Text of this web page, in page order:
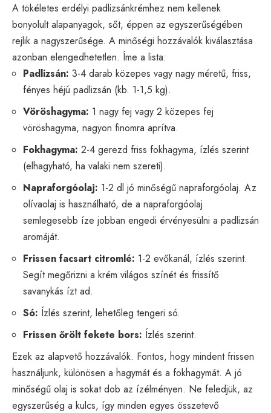
A tökéletes erdélyi padlizsánkrémhez nem kellenek
bonyolult alapanyagok, sőt, éppen az egyszerűségében
rejlik a nagyszerűsége. A minőségi hozzávalók kiválasztása
azonban elengedhetetlen. Íme a lista:
Padlizsán: 3-4 darab közepes vagy nagy méretű, friss,
fényes héjú padlizsán (kb. 1-1,5 kg).
Vöröshagyma: 1 nagy fej vagy 2 közepes fej
vöröshagyma, nagyon finomra aprítva.
Fokhagyma: 2-4 gerezd friss fokhagyma, ízlés szerint
(elhagyható, ha valaki nem szereti).
Napraforgóolaj: 1-2 dl jó minőségű napraforgóolaj. Az
olívaolaj is használható, de a napraforgóolaj
semlegesebb íze jobban engedi érvényesülni a padlizsán
aromáját.
Frissen facsart citromlé: 1-2 evőkanál, ízlés szerint.
Segít megőrizni a krém világos színét és frissítő
savanykás ízt ad.
Só: Ízlés szerint, lehetőleg tengeri só.
Frissen őrölt fekete bors: Ízlés szerint.
Ezek az alapvető hozzávalók. Fontos, hogy mindent frissen
használjunk, különösen a hagymát és a fokhagymát. A jó
minőségű olaj is sokat dob az ízélményen. Ne feledjük, az
egyszerűség a kulcs, így minden egyes összetevő